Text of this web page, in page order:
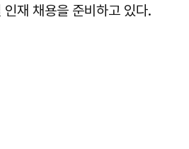
재 채용을 준비하고 있다.